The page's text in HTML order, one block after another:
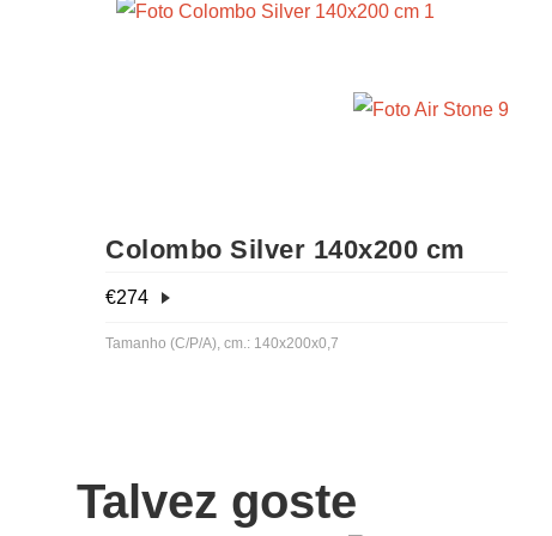
Colombo Silver 140x200 cm
€274
Tamanho (C/P/A), cm.: 140x200x0,7
Talvez goste